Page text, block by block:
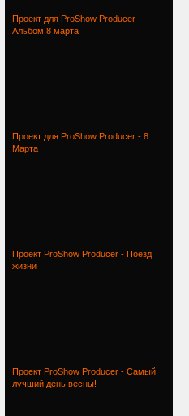
Проект для ProShow Producer -
Альбом 8 марта
Проект для ProShow Producer - 8
Марта
Проект ProShow Producer - Поезд
жизни
Проект ProShow Producer - Самый
лучший день весны!